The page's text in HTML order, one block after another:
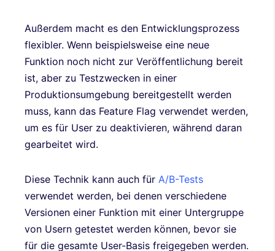
Außerdem macht es den Entwicklungsprozess
flexibler. Wenn beispielsweise eine neue
Funktion noch nicht zur Veröffentlichung bereit
ist, aber zu Testzwecken in einer
Produktionsumgebung bereitgestellt werden
muss, kann das Feature Flag verwendet werden,
um es für User zu deaktivieren, während daran
gearbeitet wird.
Diese Technik kann auch für A/B-Tests
verwendet werden, bei denen verschiedene
Versionen einer Funktion mit einer Untergruppe
von Usern getestet werden können, bevor sie
für die gesamte User-Basis freigegeben werden.